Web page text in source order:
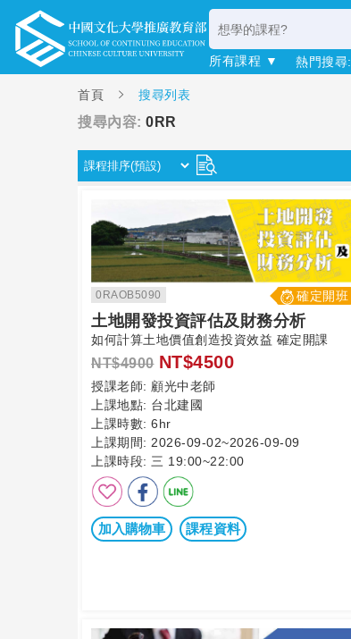
所有課程 ▼ 熱門搜尋:
首頁 搜尋列表
搜尋內容: 0RR
0RAOB5090 確定開班
土地開發投資評估及財務分析
如何計算土地價值創造投資效益 確定開課
NT$4900 NT$4500
授課老師: 顧光中老師
上課地點: 台北建國
上課時數: 6hr
上課期間: 2026-09-02~2026-09-09
上課時段: 三 19:00~22:00
加入購物車 課程資料